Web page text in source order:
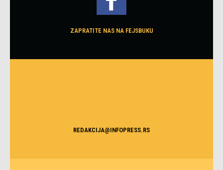
ZAPRATITE NAS NA FEJSBUKU
REDAKCIJA@INFOPRESS.RS